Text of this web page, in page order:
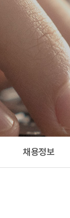
전통시장 디지털
역량강화 사업
채용정보